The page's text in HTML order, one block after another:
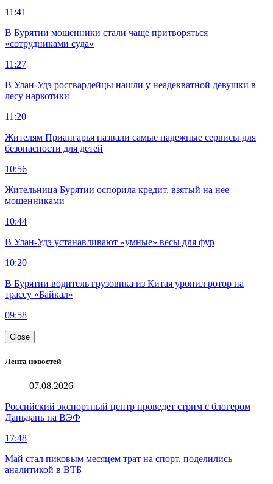
11:41
В Бурятии мошенники стали чаще притворяться
«сотрудниками суда»
11:27
В Улан-Удэ росгвардейцы нашли у неадекватной девушки в
лесу наркотики
11:20
Жителям Приангарья назвали самые надежные сервисы для
безопасности для детей
10:56
Жительница Бурятии оспорила кредит, взятый на нее
мошенниками
10:44
В Улан-Удэ устанавливают «умные» весы для фур
10:20
В Бурятии водитель грузовика из Китая уронил ротор на
трассу «Байкал»
09:58
Close
Лента новостей
07.08.2026
Российский экспортный центр проведет стрим с блогером
Даньдань на ВЭФ
17:48
Май стал пиковым месяцем трат на спорт, поделились
аналитикой в ВТБ